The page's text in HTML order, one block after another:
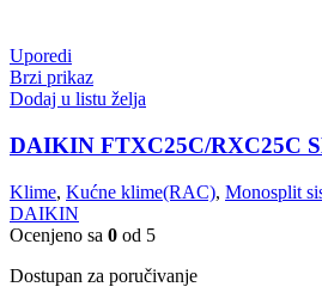
Uporedi
Brzi prikaz
Dodaj u listu želja
DAIKIN FTXC25C/RXC25C
Klime, Kućne klime(RAC), Monosplit
DAIKIN
Ocenjeno sa 0 od 5
Dostupan za poručivanje